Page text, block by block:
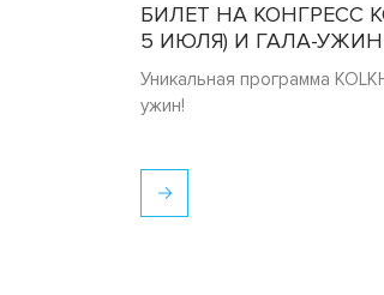
БИЛЕТ НА КОНГРЕСС
5 ИЮЛЯ) И ГАЛА-УЖИН
Уникальная программа
ужин!